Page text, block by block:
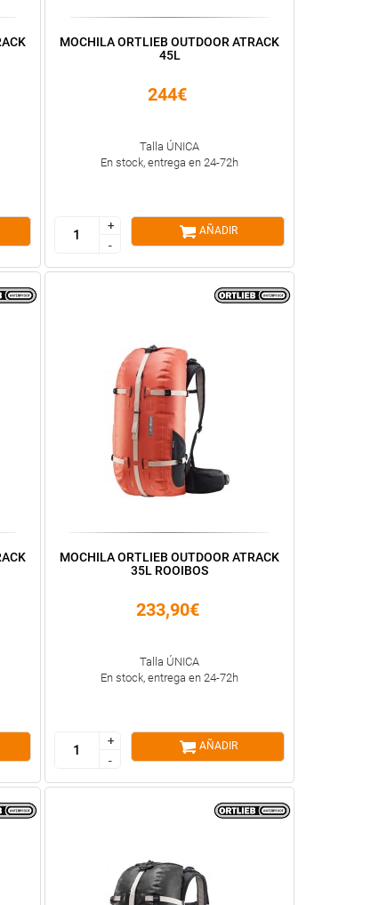
MOCHILA ORTLIEB OUTDOOR ATRACK
45L
244€
Talla ÚNICA
En stock, entrega en 24-72h
+
-
+
-
AÑADIR
MOCHILA ORTLIEB OUTDOOR ATRACK
35L ROOIBOS
233,90€
Talla ÚNICA
En stock, entrega en 24-72h
+
-
+
-
AÑADIR